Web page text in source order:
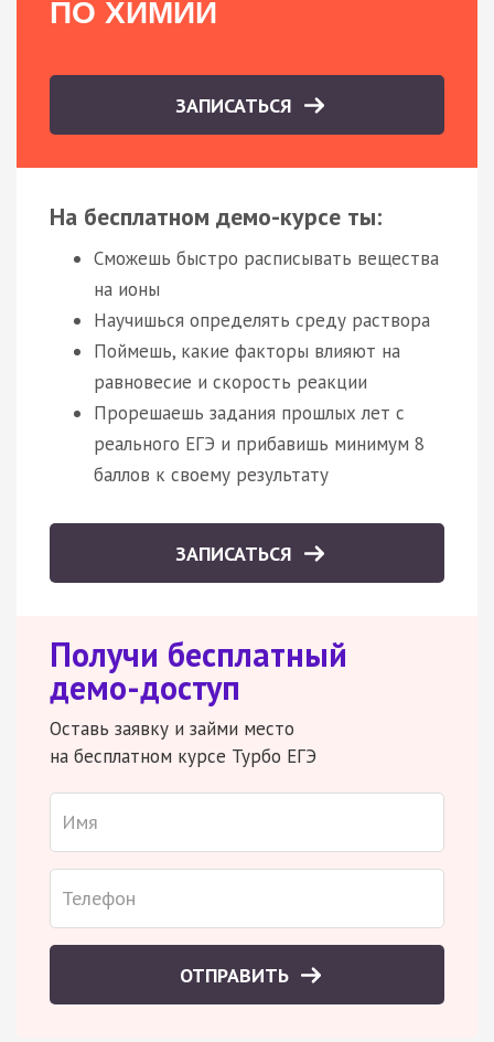
ПО ХИМИИ
ЗАПИСАТЬСЯ
На бесплатном демо-курсе ты:
Сможешь быстро расписывать вещества
на ионы
Научишься определять среду раствора
Поймешь, какие факторы влияют на
равновесие и скорость реакции
Прорешаешь задания прошлых лет с
реального ЕГЭ и прибавишь минимум 8
баллов к своему результату
ЗАПИСАТЬСЯ
Получи бесплатный
демо-доступ
Оставь заявку и займи место
на бесплатном курсе Турбо ЕГЭ
ОТПРАВИТЬ